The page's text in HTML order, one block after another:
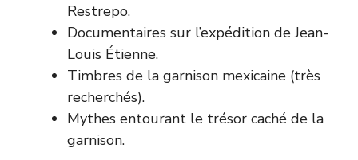
Restrepo.
Documentaires sur l’expédition de Jean-
Louis Étienne.
Timbres de la garnison mexicaine (très
recherchés).
Mythes entourant le trésor caché de la
garnison.